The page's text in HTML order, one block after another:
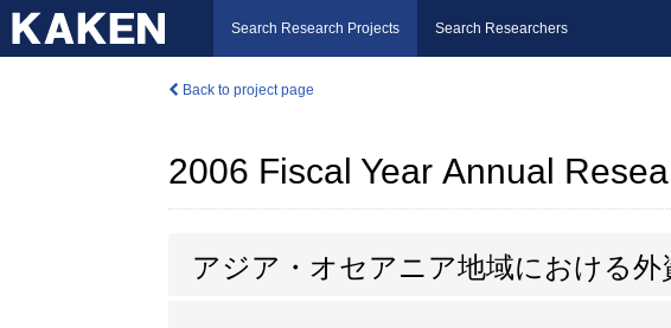
Search Research Projects Search Researchers
Back to project page
2006 Fiscal Year Annual
アジア・オセアニア地域における